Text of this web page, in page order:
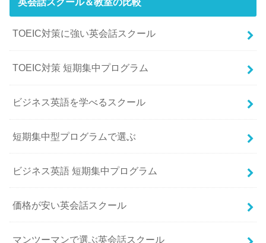
TOEIC対策に強い英会話スクール
TOEIC対策 短期集中プログラム
ビジネス英語を学べるスクール
短期集中型プログラムで選ぶ
ビジネス英語 短期集中プログラム
価格が安い英会話スクール
マンツーマンで選ぶ英会話スクール